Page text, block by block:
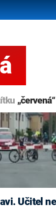
„červená“